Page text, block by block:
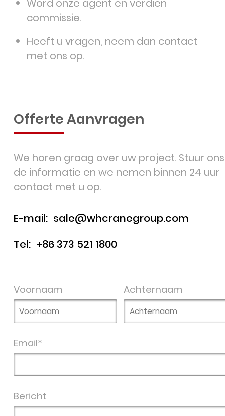
Word onze agent en verdien
commissie.
Heeft u vragen, neem dan contact
met ons op.
Offerte Aanvragen
We horen graag over uw project. Stuur ons
de informatie en we nemen binnen 24 uur
contact met u op.
E-mail: sale@whcranegroup.com
Tel: +86 373 521 1800
Voornaam Achternaam
Email*
Bericht